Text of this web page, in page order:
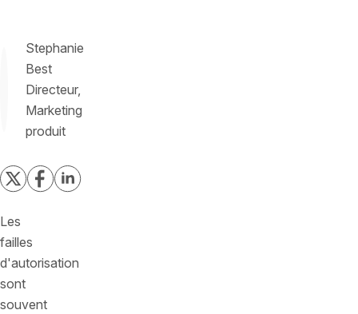
Stephanie
Best
Directeur,
Marketing
produit
Les
failles
d'autorisation
sont
souvent